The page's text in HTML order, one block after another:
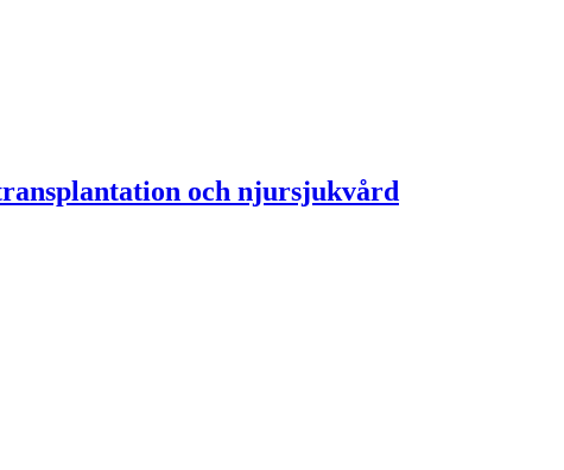
och njursjukvård